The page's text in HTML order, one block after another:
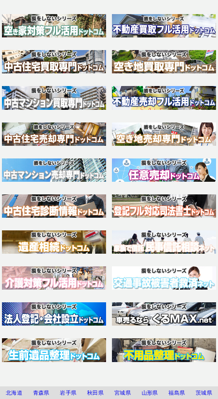
北海道 青森県 岩手県 秋田県 宮城県 山形県 福島県
茨城県